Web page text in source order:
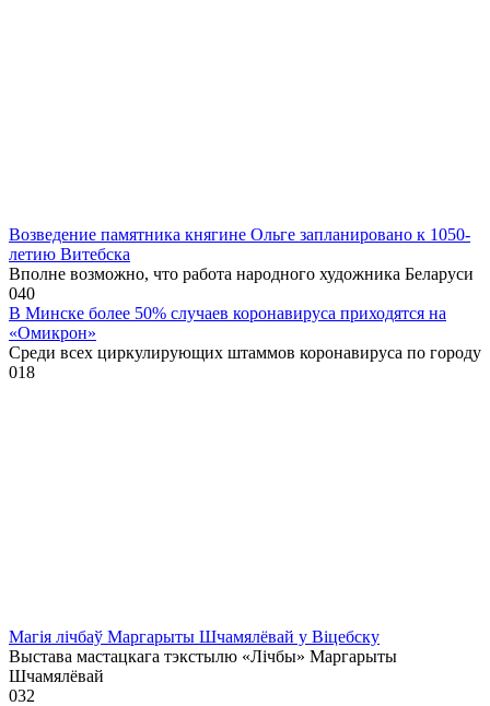
Возведение памятника княгине Ольге запланировано к 1050-
летию Витебска
Вполне возможно, что работа народного художника Беларуси
040
В Минске более 50% случаев коронавируса приходятся на
«Омикрон»
Среди всех циркулирующих штаммов коронавируса по городу
018
Магія лічбаў Маргарыты Шчамялёвай у Віцебску
Выстава мастацкага тэкстылю «Лічбы» Маргарыты
Шчамялёвай
032